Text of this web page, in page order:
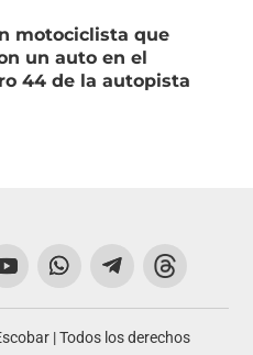
motociclista que
un auto en el
44 de la autopista
| Todos los derechos